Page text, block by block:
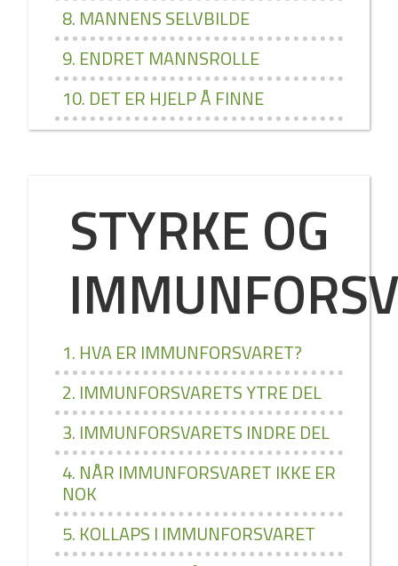
8. MANNENS SELVBILDE
9. ENDRET MANNSROLLE
10. DET ER HJELP Å FINNE
STYRKE OG
1. HVA ER IMMUNFORSVARET?
2. IMMUNFORSVARETS YTRE DEL
3. IMMUNFORSVARETS INDRE DEL
4. NÅR IMMUNFORSVARET IKKE ER
NOK
5. KOLLAPS I IMMUNFORSVARET